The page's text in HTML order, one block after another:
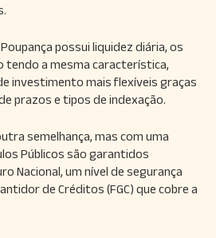
possui liquidez diária, os
tendo a mesma característica,
investimento mais flexíveis graças
prazos e tipos de indexação.
semelhança, mas com uma
Públicos são garantidos
Nacional, um nível de segurança
de Créditos (FGC) que cobre a